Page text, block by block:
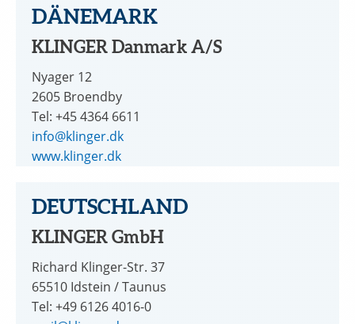
DÄNEMARK
KLINGER Danmark A/S
Nyager 12
2605 Broendby
Tel: +45 4364 6611
info@klinger.dk
www.klinger.dk
DEUTSCHLAND
KLINGER GmbH
Richard Klinger-Str. 37
65510 Idstein / Taunus
Tel: +49 6126 4016-0